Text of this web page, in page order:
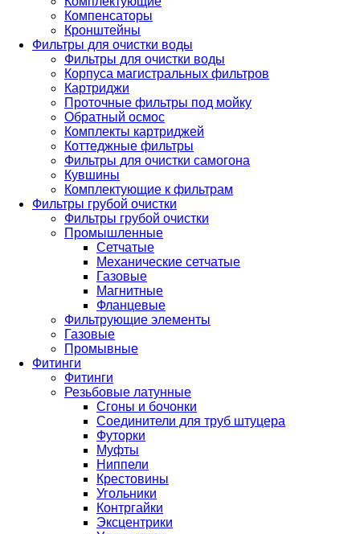
Компенсаторы
Кронштейны
Фильтры для очистки воды
Фильтры для очистки воды
Корпуса магистральных фильтров
Картриджи
Проточные фильтры под мойку
Обратный осмос
Комплекты картриджей
Коттеджные фильтры
Фильтры для очистки самогона
Кувшины
Комплектующие к фильтрам
Фильтры грубой очистки
Фильтры грубой очистки
Промышленные
Сетчатые
Механические сетчатые
Газовые
Магнитные
Фланцевые
Фильтрующие элементы
Газовые
Промывные
Фитинги
Фитинги
Резьбовые латунные
Сгоны и бочонки
Соединители для труб штуцера
Футорки
Муфты
Ниппели
Крестовины
Угольники
Контргайки
Эксцентрики